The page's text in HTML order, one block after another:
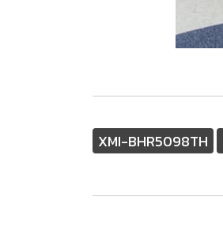
XMI-BHR5098TH